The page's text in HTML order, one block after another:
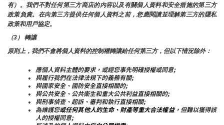
有）。我們不對任何第三方商店的內容以及有關個人資料和安全措施的第三方
政策負責。在向第三方提供任何個人資料之前，您應閱讀並理解第三方的隱私
政策和用戶協定。
（3） 轉讓
原則上，我們不會將個人資料的控制權轉讓給任何第三方，但以下情況除外：
應個人資料主體的要求，或經您事先明確授權或同意;
與履行我們在法律法規下的義務有關;
與國家安全、國防安全直接相關的;
與公共安全、公共衛生和重大公共利益直接相關的;
與刑事偵查、起訴、審判和執行直接相關;
為維護您或任何其他人的生命、財產等重大合法權益，但難以獲得該
人的授權同意;